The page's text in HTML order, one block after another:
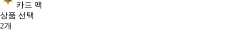
카드 팩
상품 선택
2개